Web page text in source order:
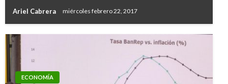
Ariel Cabrera miércoles febrero 22, 2017
ECONOMÍA